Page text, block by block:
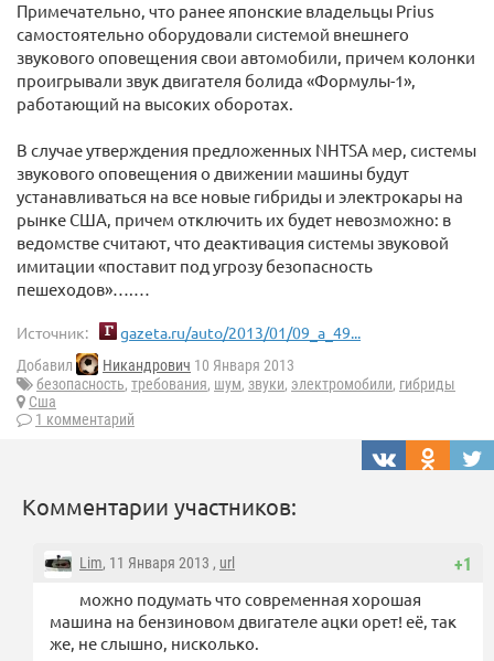
Примечательно, что ранее японские владельцы Prius
самостоятельно оборудовали системой внешнего
звукового оповещения свои автомобили, причем колонки
проигрывали звук двигателя болида «Формулы-1»,
работающий на высоких оборотах.
В случае утверждения предложенных NHTSA мер, системы
звукового оповещения о движении машины будут
устанавливаться на все новые гибриды и электрокары на
рынке США, причем отключить их будет невозможно: в
ведомстве считают, что деактивация системы звуковой
имитации «поставит под угрозу безопасность
пешеходов»….…
Источник: gazeta.ru/auto/2013/01/09_a_49...
Добавил Никандрович 10 Января 2013
безопасность, требования, шум, звуки, электромобили, гибриды
Сша
1 комментарий
Комментарии участников:
+1
Lim, 11 Января 2013 , url
можно подумать что современная хорошая
машина на бензиновом двигателе ацки орет! её, так
же, не слышно, нисколько.